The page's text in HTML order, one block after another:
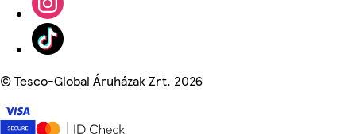
©Tesco-Global Áruházak Zrt. 2026